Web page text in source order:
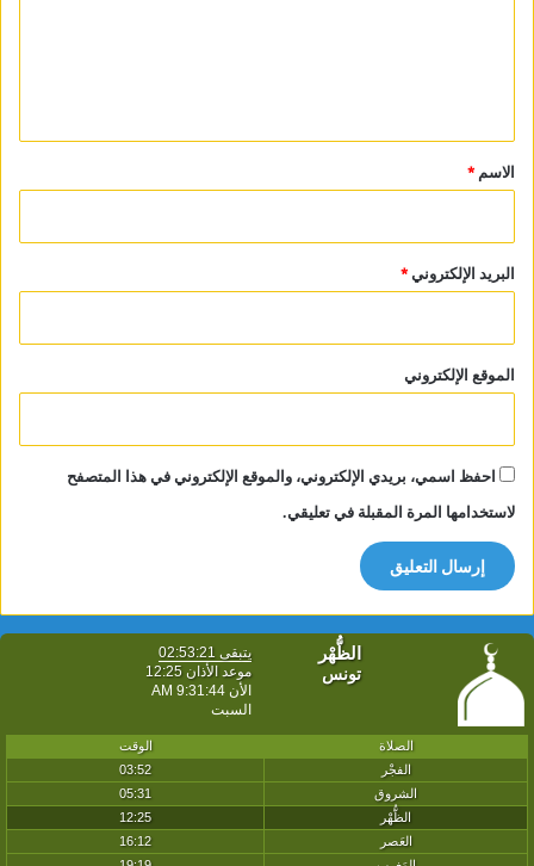
*
الاسم *
البريد الإلكتروني*
الموقع الإلكتروني
احفظ اسمي، بريدي الإلكتروني، والموقع الإلكتروني في هذا المتصفح
لاستخدامها المرة المقبلة في تعليقي.